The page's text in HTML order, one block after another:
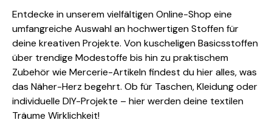
Entdecke in unserem vielfältigen Online-Shop eine
umfangreiche Auswahl an hochwertigen Stoffen für
deine kreativen Projekte. Von kuscheligen Basicsstoffen
über trendige Modestoffe bis hin zu praktischem
Zubehör wie Mercerie-Artikeln findest du hier alles, was
das Näher-Herz begehrt. Ob für Taschen, Kleidung oder
individuelle DIY-Projekte – hier werden deine textilen
Träume Wirklichkeit!